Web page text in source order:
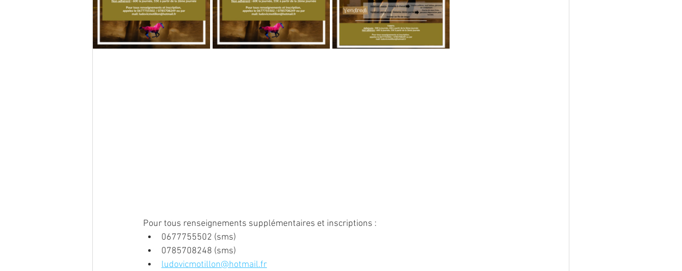
Pour tous renseignements supplémentaires et inscriptions :
0677755502 (sms)
0785708248 (sms)
ludovicmotillon@hotmail.fr